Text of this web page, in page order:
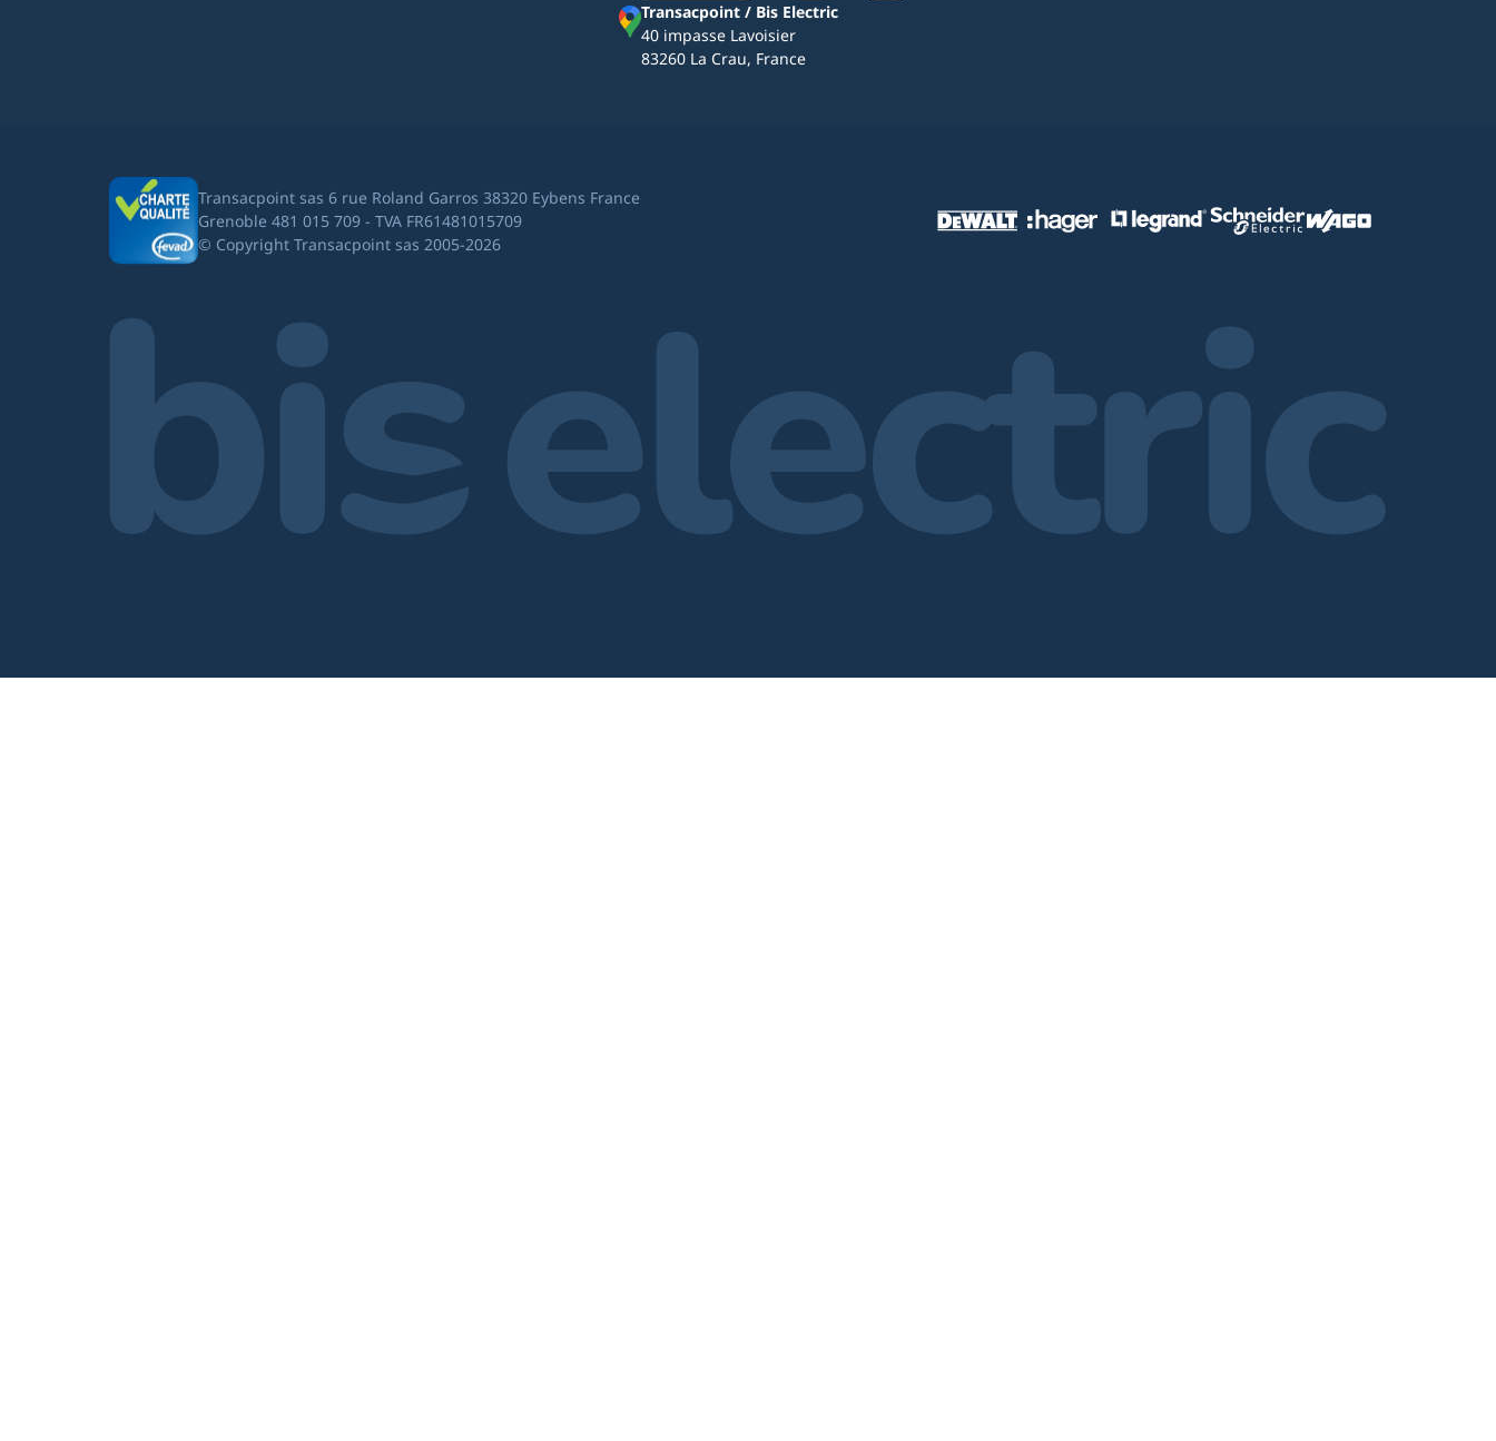
Transacpoint / Bis Electric
40 impasse Lavoisier
83260 La Crau, France
Transacpoint sas 6 rue Roland Garros 38320 Eybens France
Grenoble 481 015 709 - TVA FR61481015709
© Copyright Transacpoint sas 2005-2026